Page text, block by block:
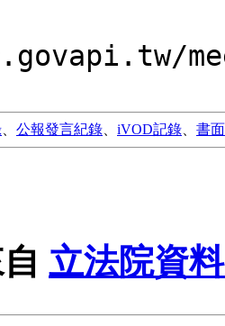
meet/
公報發言紀錄 iVOD記錄 書
立法院資